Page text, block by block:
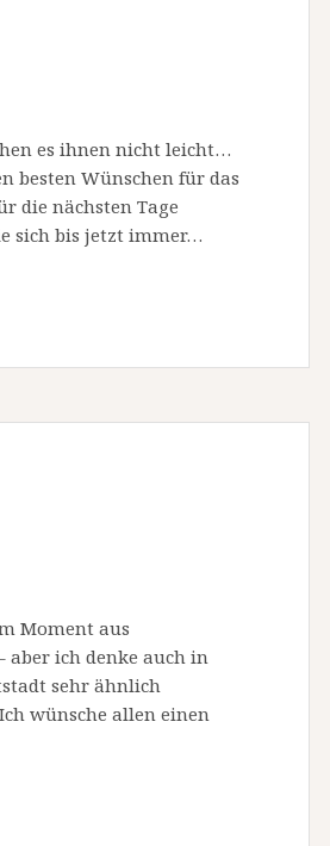
es ihnen nicht leicht…
besten Wünschen für das
die nächsten Tage
sich bis jetzt immer…
Moment aus
aber ich denke auch in
sehr ähnlich
Ich wünsche allen einen